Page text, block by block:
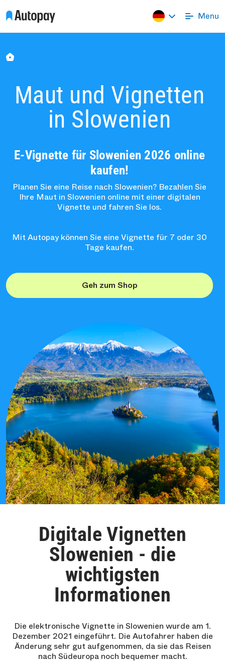
Maut und Vignetten
in Slowenien
E-Vignette für Slowenien 2026 online
kaufen!
Planen Sie eine Reise nach Slowenien? Bezahlen Sie
Ihre Maut in Slowenien online mit einer digitalen
Vignette und fahren Sie los.
Mit Autopay können Sie eine Vignette für 7 oder 30
Tage kaufen.
Geh zum Shop
Digitale Vignetten
Slowenien - die
wichtigsten
Informationen
Die elektronische Vignette in Slowenien wurde am 1.
Dezember 2021 eingeführt. Die Autofahrer haben die
Änderung sehr gut aufgenommen, da sie das Reisen
nach Südeuropa noch bequemer macht.